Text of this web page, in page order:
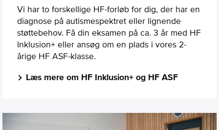
Vi har to forskellige HF-forløb for dig, der har en
diagnose på autismespektret eller lignende
støttebehov. Få din eksamen på ca. 3 år med HF
Inklusion+ eller ansøg om en plads i vores 2-
årige HF ASF-klasse.
Læs mere om HF Inklusion+ og HF ASF